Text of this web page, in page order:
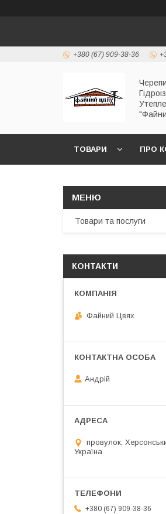
+380 (67) 909-38-36
ТОВАРИ ПРО
Товари та послуги
КОНТАКТИ
Файний Цвях
Андрій
провулок,
Україна
+380 (67) 909-38-36